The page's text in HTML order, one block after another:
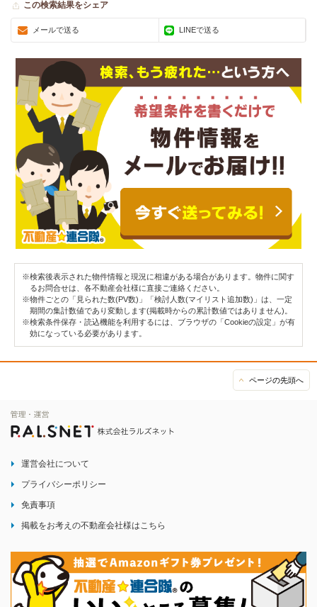
この検索結果をシェア
メールで送る LINEで送る
※検索後表示された物件情報と現況に相違がある場合があります。物件に関す
るお問合せは、各不動産会社様に直接ご連絡ください。
※物件ごとの「見られた数(PV数)」「検討人数(マイリスト追加数)」は、一定
期間の集計数値であり変動します(掲載時からの累計数値ではありません)。
※検索条件保存・読込機能を利用するには、ブラウザの「Cookieの設定」が有
効になっている必要があります。
ページの先頭へ
運営会社について
プライバシーポリシー
免責事項
掲載をお考えの不動産会社様はこちら